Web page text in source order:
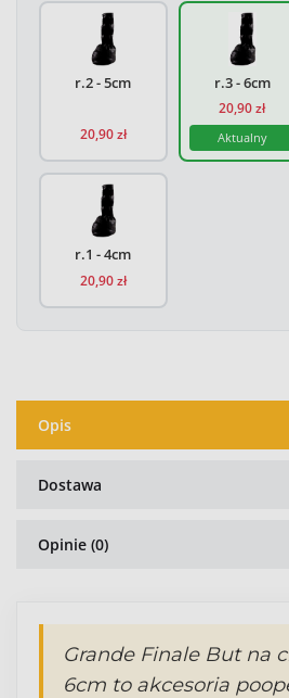
r.2 - 5cm
20,90 zł
Grande Finale But na chorą łapę
r.3 - 6cm
20,90 zł
Aktualny
r.1 - 4cm
20,90 zł
Grande Finale But na chorą łapę
Opis
Dostawa
Opinie (0)
Grande Finale But na
6cm to akcesoria